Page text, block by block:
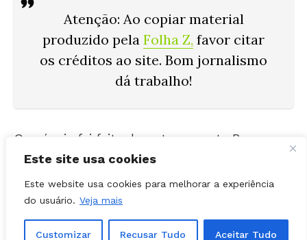
Este site usa cookies
Este website usa cookies para melhorar a experiência
do usuário. Veja mais
Customizar Recusar Tudo Aceitar Tudo
produzido pela Folha Z,favor citar
os créditos ao site. Bom jornalismo
dá trabalho!
Frente Goiás, realizado em Itumbiara, no Sul
do Estado, ao lado do ex-governador e pré-
Caiado (PSD).
A chapa da ex-primeira-dama será composta